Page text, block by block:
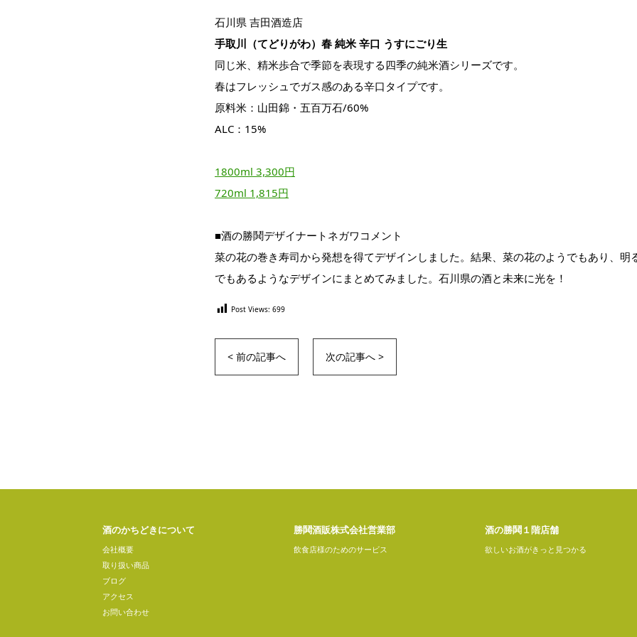
石川県 吉田酒造店
手取川（てどりがわ）春 純米 辛口 うすにごり生
同じ米、精米歩合で季節を表現する四季の純米酒シリーズです。
春はフレッシュでガス感のある辛口タイプです。
原料米：山田錦・五百万石/60%
ALC：15%
1800ml 3,300円
720ml 1,815円
■酒の勝鬨デザイナートネガワコメント
菜の花の巻き寿司から発想を得てデザインしました。結果、菜の花のようでもあり、明
でもあるようなデザインにまとめてみました。石川県の酒と未来に光を！
Post Views: 699
< 前の記事へ 次の記事へ >
酒のかちどきについて
会社概要
取り扱い商品
ブログ
アクセス
お問い合わせ
勝鬨酒販株式会社営業部
飲食店様のためのサービス
酒の勝鬨１階店舗
欲しいお酒がきっと見つかる